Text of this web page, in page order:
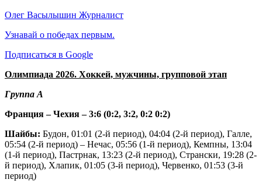
Олег Васылышин Журналист
Узнавай о победах первым.
Подписаться в Google
Олимпиада 2026. Хоккей, мужчины, групповой этап
Группа A
Франция – Чехия – 3:6 (0:2, 3:2, 0:2 0:2)
Шайбы: Будон, 01:01 (2-й период), 04:04 (2-й период), Галле,
05:54 (2-й период) – Нечас, 05:56 (1-й период), Кемпны, 13:04
(1-й период), Пастрнак, 13:23 (2-й период), Странски, 19:28 (2-
й период), Хлапик, 01:05 (3-й период), Червенко, 01:53 (3-й
период)